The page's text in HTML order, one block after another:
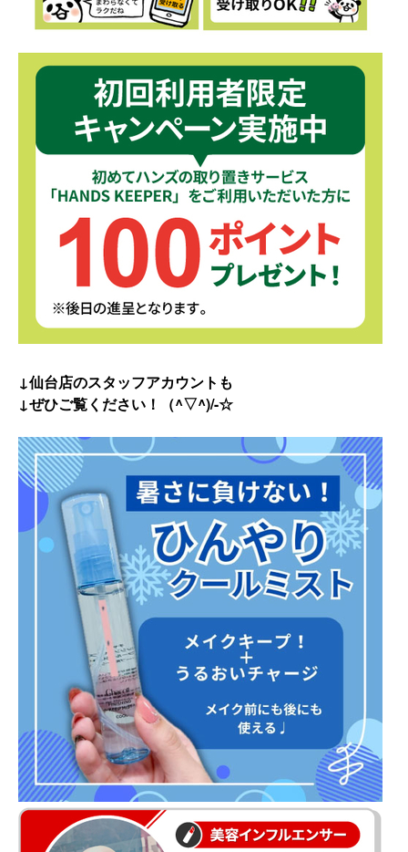
↓仙台店のスタッフアカウントも
↓ぜひご覧ください！（^▽^)/-☆